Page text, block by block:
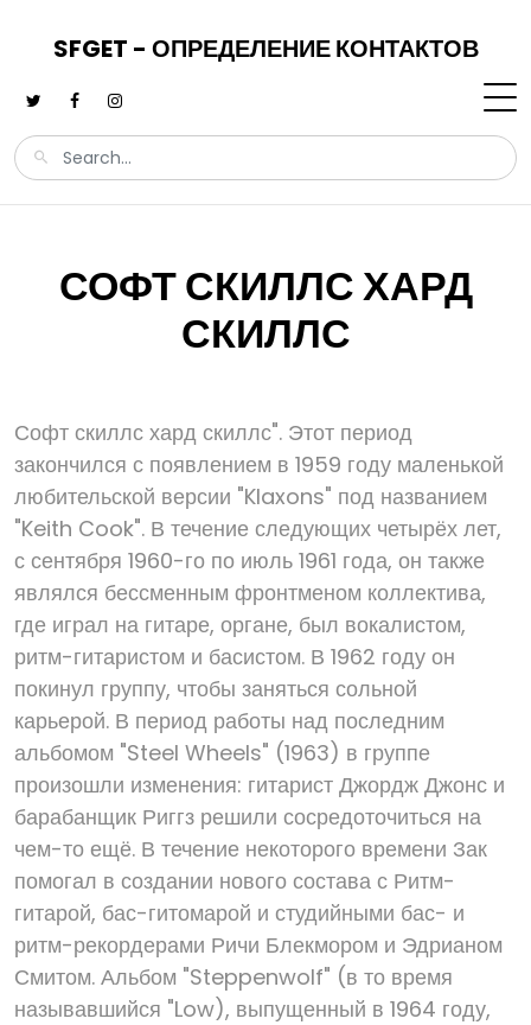
SFGET - ОПРЕДЕЛЕНИЕ КОНТАКТОВ
СОФТ СКИЛЛС ХАРД
СКИЛЛС
Софт скиллс хард скиллс". Этот период
закончился с появлением в 1959 году маленькой
любительской версии "Klaxons" под названием
"Keith Cook". В течение следующих четырёх лет,
с сентября 1960-го по июль 1961 года, он также
являлся бессменным фронтменом коллектива,
где играл на гитаре, органе, был вокалистом,
ритм-гитаристом и басистом. В 1962 году он
покинул группу, чтобы заняться сольной
карьерой. В период работы над последним
альбомом "Steel Wheels" (1963) в группе
произошли изменения: гитарист Джордж Джонс и
барабанщик Риггз решили сосредоточиться на
чем-то ещё. В течение некоторого времени Зак
помогал в создании нового состава с Ритм-
гитарой, бас-гитомарой и студийными бас- и
ритм-рекордерами Ричи Блекмором и Эдрианом
Смитом. Альбом "Steppenwolf" (в то время
называвшийся "Low), выпущенный в 1964 году,